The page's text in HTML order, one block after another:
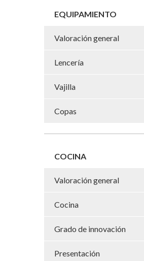
EQUIPAMIENTO
Valoración general
Lencería
Vajilla
Copas
COCINA
Valoración general
Cocina
Grado de innovación
Presentación